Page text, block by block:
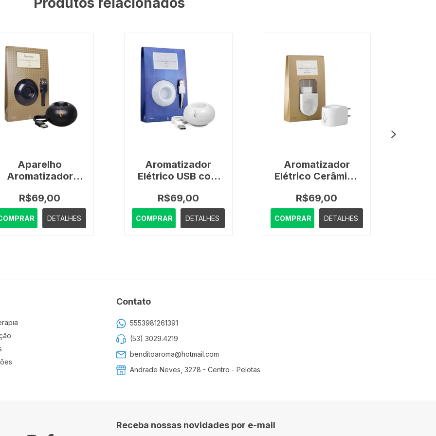
Aparelho
Aromatizador
Aroma
R$69,00
DETALHES
Aromatizador
Elétrico USB com
R$69,00
COMPRAR DETALHES
Aromatizador
Elétrico Cerâmica
R$69,00
COMPRAR DETALHES
Contato
5553981261391
(53) 3029.4219
benditoaroma@hotmail.com
Andrade Neves, 3278 - Centro - Pelotas
Receba nossas novidades por e-mail